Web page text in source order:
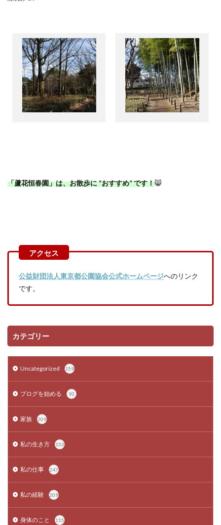
「蘆花恒春園」は、お散歩に“おすすめ”です！😸
公益財団法人東京都公園協会公式ホームページへのリンク
です。
カテゴリー
Uncategorized 159
ブログを始める 93
家族 209
私の生き方 153
私の仕事 247
私の経験 209
身体のこと 115